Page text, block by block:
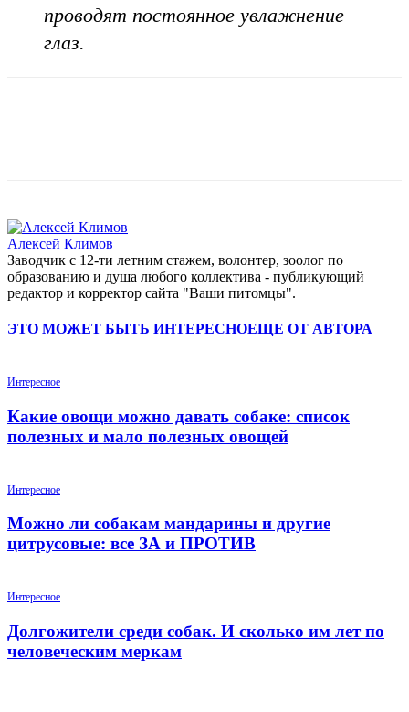
проводят постоянное увлажнение
глаз.
Алексей Климов
Заводчик c 12-ти летним стажем, волонтер, зоолог по
образованию и душа любого коллектива - публикующий
редактор и корректор сайта "Ваши питомцы".
ЭТО МОЖЕТ БЫТЬ ИНТЕРЕСНОЕЩЕ ОТ АВТОРА
Интересное
Какие овощи можно давать собаке: список
полезных и мало полезных овощей
Интересное
Можно ли собакам мандарины и другие
цитрусовые: все ЗА и ПРОТИВ
Интересное
Долгожители среди собак. И сколько им лет по
человеческим меркам